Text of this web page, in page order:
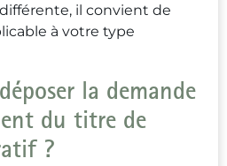
il convient de
à votre type
la demande
du titre de
?